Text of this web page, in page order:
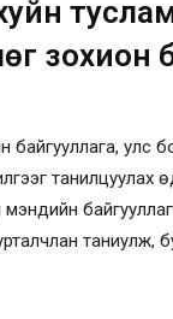
зохион
байгууллага, улс
танилцуулах
мэндийн
таниулж,